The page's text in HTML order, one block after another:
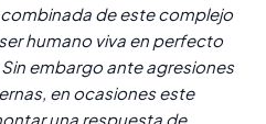
de este complejo
humano viva en perfecto
embargo ante agresiones
en ocasiones este
una respuesta de